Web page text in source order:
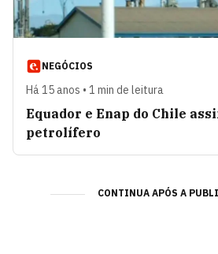
NEGÓCIOS
Há 15 anos • 1 min de leitura
Equador e Enap do Chile
petrolífero
CONTINUA APÓS A